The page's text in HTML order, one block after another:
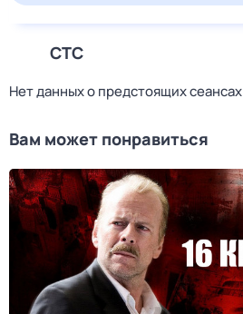
СТС
Нет данных о предстоящих сеансах
Вам может понравиться